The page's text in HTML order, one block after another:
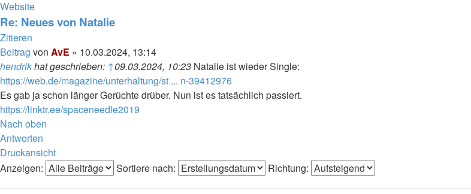
Website
Re: Neues von Natalie
Zitieren
Beitrag von AvE » 10.03.2024, 13:14
hendrikhat geschrieben: ↑09.03.2024, 10:23 Natalie ist wieder Single:
https://web.de/magazine/unterhaltung/st ... n-39412976
Es gab ja schon länger Gerüchte drüber. Nun ist es tatsächlich passiert.
https://linktr.ee/spaceneedle2019
Nach oben
Antworten
Druckansicht
Anzeigen:
Sortiere nach: Richtung: